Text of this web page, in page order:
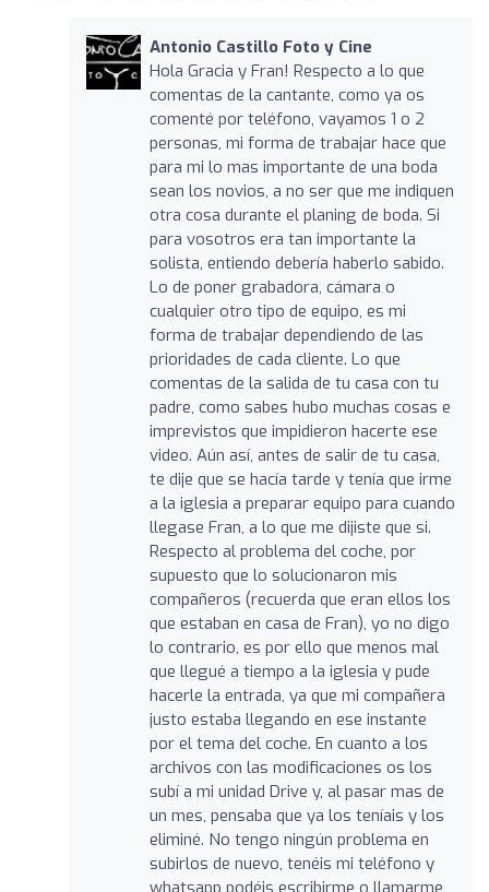
Antonio Castillo Foto y Cine
Hola Gracia y Fran! Respecto a lo que
comentas de la cantante, como ya os
comenté por teléfono, vayamos 1 o 2
personas, mi forma de trabajar hace que
para mi lo mas importante de una boda
sean los novios, a no ser que me indiquen
otra cosa durante el planing de boda. Si
para vosotros era tan importante la
solista, entiendo debería haberlo sabido.
Lo de poner grabadora, cámara o
cualquier otro tipo de equipo, es mi
forma de trabajar dependiendo de las
prioridades de cada cliente. Lo que
comentas de la salida de tu casa con tu
padre, como sabes hubo muchas cosas e
imprevistos que impidieron hacerte ese
video. Aún así, antes de salir de tu casa,
te dije que se hacía tarde y tenía que irme
a la iglesia a preparar equipo para cuando
llegase Fran, a lo que me dijiste que si.
Respecto al problema del coche, por
supuesto que lo solucionaron mis
compañeros (recuerda que eran ellos los
que estaban en casa de Fran), yo no digo
lo contrario, es por ello que menos mal
que llegué a tiempo a la iglesia y pude
hacerle la entrada, ya que mi compañera
justo estaba llegando en ese instante
por el tema del coche. En cuanto a los
archivos con las modificaciones os los
subí a mi unidad Drive y, al pasar mas de
un mes, pensaba que ya los teníais y los
eliminé. No tengo ningún problema en
subirlos de nuevo, tenéis mi teléfono y
whatsapp podéis escribirme o llamarme